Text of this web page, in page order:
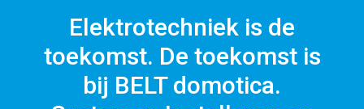
Elektrotechniek is de
toekomst. De toekomst is
bij BELT domotica.